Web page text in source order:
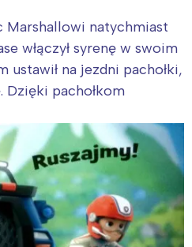
Marshallowi natychmiast
włączył syrenę w swoim
ustawił na jezdni pachołki,
Dzięki pachołkom